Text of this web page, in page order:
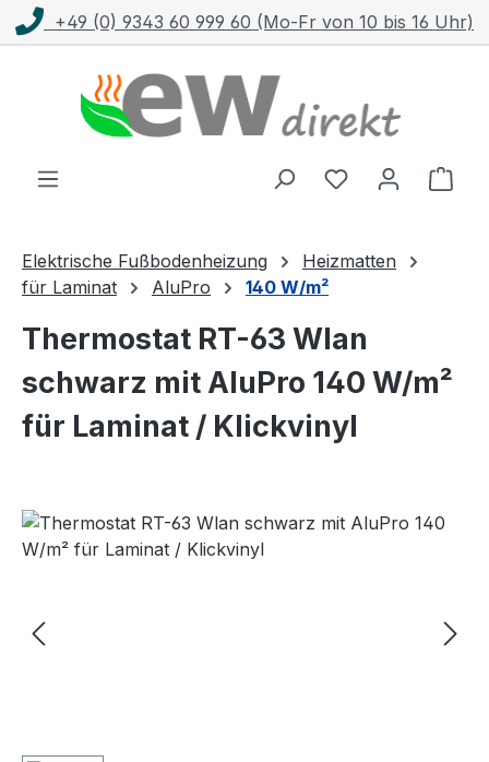
Zum Hauptinhalt springen
Fr von 10 bis 16 Uhr) Kostenloser
Elektrische Fußbodenheizung
Heizmatten
für Laminat
AluPro 140 W/m²
Thermostat RT-63 Wlan
schwarz mit AluPro 140 W/m²
für Laminat / Klickvinyl
Bildergalerie überspringen